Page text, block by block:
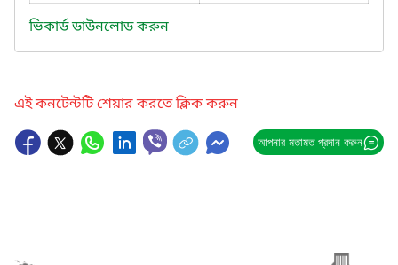
ভিকার্ড ডাউনলোড করুন
এই কনটেন্টটি শেয়ার করতে ক্লিক করুন
আপনার মতামত প্রদান করুন